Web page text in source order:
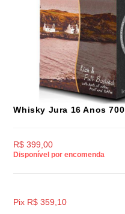
Whisky Jura 16 Anos
R$ 399,00
Disponível por encomenda
Pix R$ 359,10